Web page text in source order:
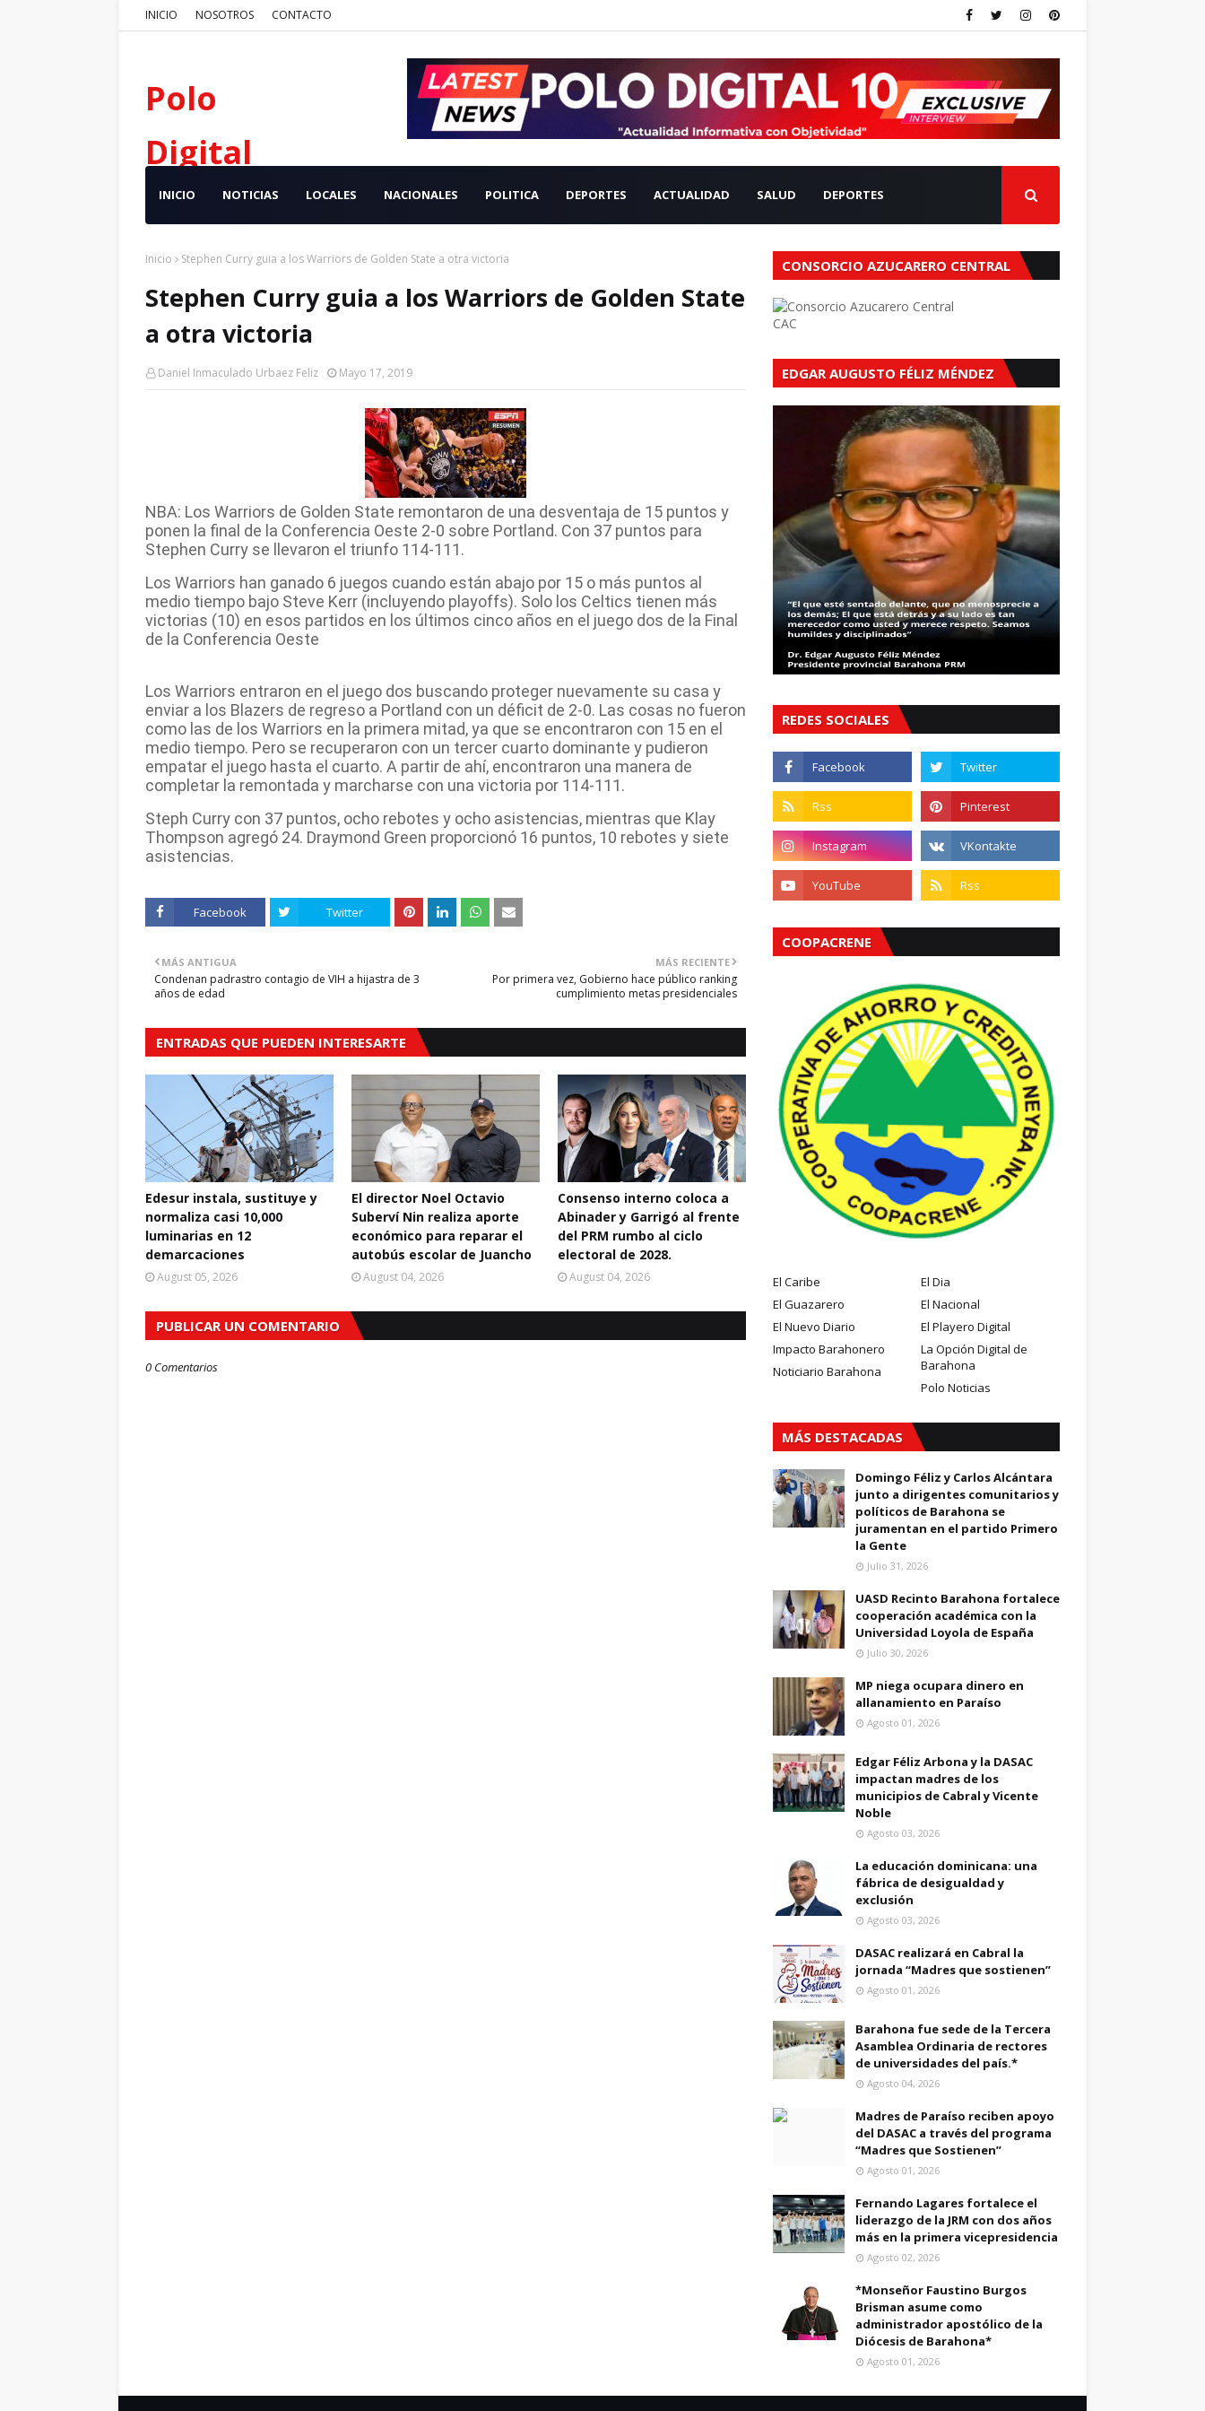
INICIO NOSOTROS CONTACTO
Polo
Digital
INICIO NOTICIAS LOCALES NACIONALES POLITICA DEPORTES ACTUALIDAD SALUD DEPORTES
Inicio Stephen Curry guia a los Warriors de Golden State a otra victoria
Stephen Curry guia a los Warriors de Golden State
a otra victoria
Daniel Inmaculado Urbaez Feliz Mayo 17, 2019
NBA: Los Warriors de Golden State remontaron de una desventaja de 15 puntos y
ponen la final de la Conferencia Oeste 2-0 sobre Portland. Con 37 puntos para
Stephen Curry se llevaron el triunfo 114-111.
Los Warriors han ganado 6 juegos cuando están abajo por 15 o más puntos al
medio tiempo bajo Steve Kerr (incluyendo playoffs). Solo los Celtics tienen más
victorias (10) en esos partidos en los últimos cinco años en el juego dos de la Final
de la Conferencia Oeste
Los Warriors entraron en el juego dos buscando proteger nuevamente su casa y
enviar a los Blazers de regreso a Portland con un déficit de 2-0. Las cosas no fueron
como las de los Warriors en la primera mitad, ya que se encontraron con 15 en el
medio tiempo. Pero se recuperaron con un tercer cuarto dominante y pudieron
empatar el juego hasta el cuarto. A partir de ahí, encontraron una manera de
completar la remontada y marcharse con una victoria por 114-111.
Steph Curry con 37 puntos, ocho rebotes y ocho asistencias, mientras que Klay
Thompson agregó 24. Draymond Green proporcionó 16 puntos, 10 rebotes y siete
asistencias.
Facebook Twitter
MÁS RECIENTE
Por primera vez, Gobierno hace público ranking
cumplimiento metas presidenciales
MÁS ANTIGUA
Condenan padrastro contagio de VIH a hijastra de 3
años de edad
ENTRADAS QUE PUEDEN INTERESARTE
Edesur instala, sustituye y
normaliza casi 10,000
luminarias en 12
demarcaciones
August 05, 2026
El director Noel Octavio
Suberví Nin realiza aporte
económico para reparar el
autobús escolar de Juancho
August 04, 2026
Consenso interno coloca a
Abinader y Garrigó al frente
del PRM rumbo al ciclo
electoral de 2028.
August 04, 2026
PUBLICAR UN COMENTARIO
0 Comentarios
CONSORCIO AZUCARERO CENTRAL
CAC
EDGAR AUGUSTO FÉLIZ MÉNDEZ
REDES SOCIALES
COOPACRENE
El Caribe
El Dia
El Guazarero
El Nacional
El Nuevo Diario
El Playero Digital
Impacto Barahonero
La Opción Digital de
Barahona
Noticiario Barahona
Polo Noticias
MÁS DESTACADAS
Domingo Féliz y Carlos Alcántara
junto a dirigentes comunitarios y
políticos de Barahona se
juramentan en el partido Primero
la Gente
Julio 31, 2026
UASD Recinto Barahona fortalece
cooperación académica con la
Universidad Loyola de España
Julio 30, 2026
MP niega ocupara dinero en
allanamiento en Paraíso
Agosto 01, 2026
Edgar Féliz Arbona y la DASAC
impactan madres de los
municipios de Cabral y Vicente
Noble
Agosto 03, 2026
La educación dominicana: una
fábrica de desigualdad y
exclusión
Agosto 03, 2026
DASAC realizará en Cabral la
jornada “Madres que sostienen”
Agosto 01, 2026
Barahona fue sede de la Tercera
Asamblea Ordinaria de rectores
de universidades del país.*
Agosto 04, 2026
Madres de Paraíso reciben apoyo
del DASAC a través del programa
“Madres que Sostienen”
Agosto 01, 2026
Fernando Lagares fortalece el
liderazgo de la JRM con dos años
más en la primera vicepresidencia
Agosto 02, 2026
*Monseñor Faustino Burgos
Brisman asume como
administrador apostólico de la
Diócesis de Barahona*
Agosto 01, 2026